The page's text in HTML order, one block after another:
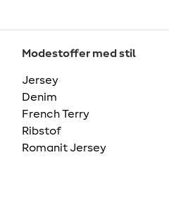
Modestoffer med stil
Jersey
Denim
French Terry
Ribstof
Romanit Jersey